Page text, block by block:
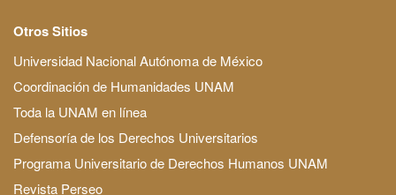
Otros Sitios
Universidad Nacional Autónoma de México
Coordinación de Humanidades UNAM
Toda la UNAM en línea
Defensoría de los Derechos Universitarios
Programa Universitario de Derechos Humanos UNAM
Revista Perseo